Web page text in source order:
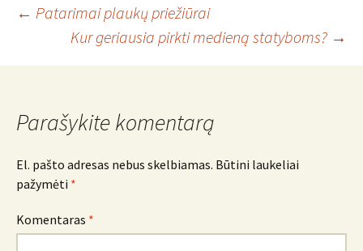
Įrašo
navigacija
← Patarimai plaukų priežiūrai
Kur geriausia pirkti medieną statyboms? →
Parašykite komentarą
El. pašto adresas nebus skelbiamas. Būtini laukeliai
pažymėti *
Komentaras *